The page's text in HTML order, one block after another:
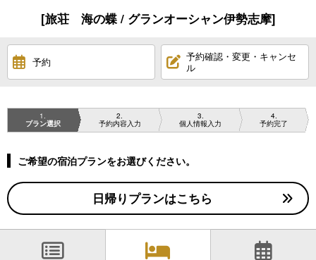
[旅荘 海の蝶 / グランオーシャン伊勢志摩]
予約
予約確認・変更・キャンセ
ル
1
プラン選択
2
予約内容入力
3
個人情報入力
4
予約完了
ご希望の宿泊プランをお選びください。
日帰りプランはこちら